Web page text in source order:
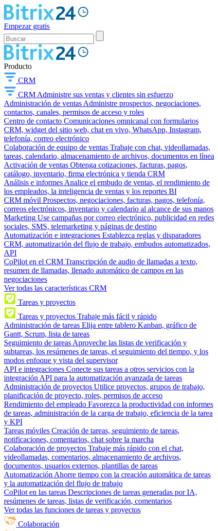
Empezar gratis
Producto
CRM
CRM Administre sus ventas y clientes sin esfuerzo
Administración de ventas Administre prospectos, negociaciones,
contactos, canales, permisos de acceso y roles
Centro de contacto Comunicaciones omnicanal con formularios
CRM, widget del sitio web, chat en vivo, WhatsApp, Instagram,
telefonía, correo electrónico
Colaboración de equipo de ventas Trabaje con chat, videollamadas,
tareas, calendario, almacenamiento de archivos, documentos en línea
Activación de ventas Obtenga cotizaciones, facturas, pagos,
catálogo, inventario, firma electrónica y tienda CRM
Análisis e informes Analice el embudo de ventas, el rendimiento de
los empleados, la inteligencia de ventas y los reportes BI
CRM móvil Prospectos, negociaciones, facturas, pagos, telefonía,
correos electrónicos, inventario y calendario al alcance de sus manos
Marketing Use campañas por correo electrónico, publicidad en redes
sociales, SMS, telemarketing y páginas de destino
Automatización e integraciones Establezca reglas y disparadores
CRM, automatización del flujo de trabajo, embudos automatizados,
API
CoPilot en el CRM Transcripción de audio de llamadas a texto,
resumen de llamadas, llenado automático de campos en las
negociaciones
Ver todas las características CRM
Tareas y proyectos
Tareas y proyectos Trabaje más fácil y rápido
Administración de tareas Elija entre tablero Kanban, gráfico de
Gantt, Scrum, lista de tareas
Seguimiento de tareas Aproveche las listas de verificación y
subtareas, los resúmenes de tareas, el seguimiento del tiempo, y los
modos enfoque y vista del supervisor
API e integraciones Conecte sus tareas a otros servicios con la
integración API para la automatización avanzada de tareas
Administración de proyectos Utilice proyectos, grupos de trabajo,
planificación de proyecto, roles, permisos de acceso
Rendimiento del empleado Favorezca la productividad con informes
de tareas, administración de la carga de trabajo, eficiencia de la tarea
y KPI
Tareas móviles Creación de tareas, seguimiento de tareas,
notificaciones, comentarios, chat sobre la marcha
Colaboración de proyectos Trabaje más rápido con el chat,
videollamadas, comentarios, almacenamiento de archivos,
documentos, usuarios externos, plantillas de tareas
Automatización Ahorre tiempo con la creación automática de tareas
y la automatización del flujo de trabajo
CoPilot en las tareas Descripciones de tareas generadas por IA,
resúmenes de tareas, listas de verificación, comentarios
Ver todas las funciones de tareas y proyectos
Colaboración